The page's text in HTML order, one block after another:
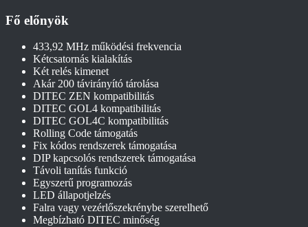
Fő előnyök
433,92 MHz működési frekvencia
Kétcsatornás kialakítás
Két relés kimenet
Akár 200 távirányító tárolása
DITEC ZEN kompatibilitás
DITEC GOL4 kompatibilitás
DITEC GOL4C kompatibilitás
Rolling Code támogatás
Fix kódos rendszerek támogatása
DIP kapcsolós rendszerek támogatása
Távoli tanítás funkció
Egyszerű programozás
LED állapotjelzés
Falra vagy vezérlőszekrénybe szerelhető
Megbízható DITEC minőség